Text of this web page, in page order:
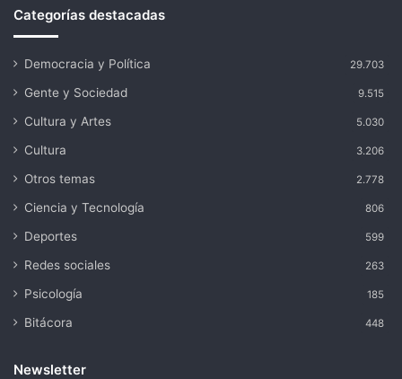
Categorías destacadas
Democracia y Política 29.703
Gente y Sociedad 9.515
Cultura y Artes 5.030
Cultura 3.206
Otros temas 2.778
Ciencia y Tecnología 806
Deportes 599
Redes sociales 263
Psicología 185
Bitácora 448
Newsletter